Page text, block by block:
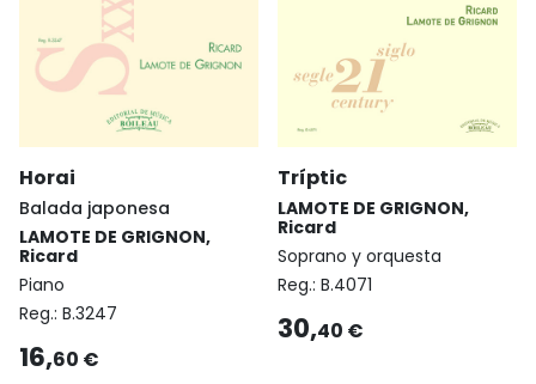
Horai
Balada japonesa
LAMOTE DE GRIGNON,
Ricard
Piano
Reg.: B.3247
16,60 €
Tríptic
LAMOTE DE GRIGNON,
Ricard
Soprano y orquesta
Reg.: B.4071
30,40 €